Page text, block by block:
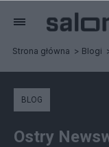
Strona główna Blogi
BLOG
Ostry